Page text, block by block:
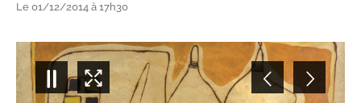
Le 01/12/2014 à 17h30